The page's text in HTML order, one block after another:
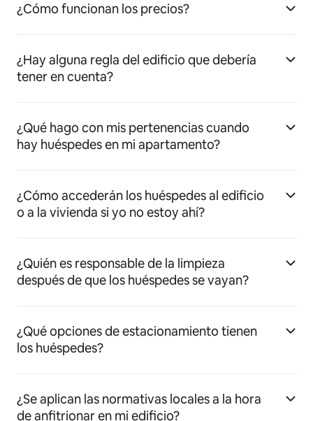
¿Cómo funcionan los precios?
¿Hay alguna regla del edificio que debería
tener en cuenta?
¿Qué hago con mis pertenencias cuando
hay huéspedes en mi apartamento?
¿Cómo accederán los huéspedes al edificio
o a la vivienda si yo no estoy ahí?
¿Quién es responsable de la limpieza
después de que los huéspedes se vayan?
¿Qué opciones de estacionamiento tienen
los huéspedes?
¿Se aplican las normativas locales a la hora
de anfitrionar en mi edificio?